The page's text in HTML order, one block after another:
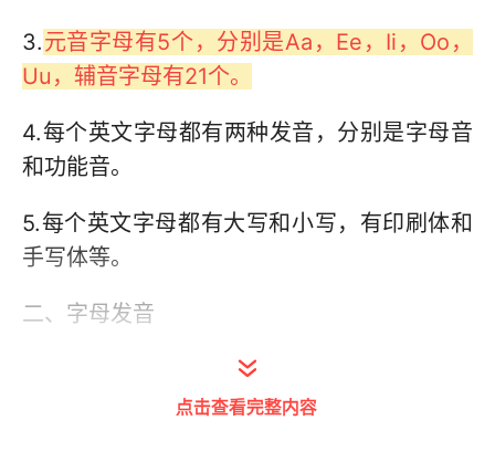
3.元音字母有5个，分别是Aa，Ee，Ii，Oo，
Uu，辅音字母有21个。
4.每个英文字母都有两种发音，分别是字母音
和功能音。
5.每个英文字母都有大写和小写，有印刷体和
手写体等。
二、字母发音
点击查看完整内容